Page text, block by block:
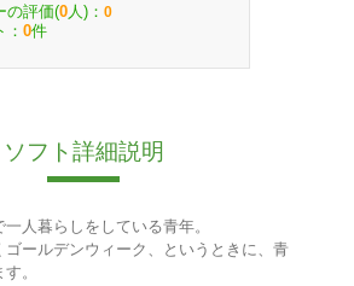
の評価(0 人)： 0
： 0件
ソフト詳細説明
人暮らしをしている青年。
ールデンウィーク、というときに、青
。